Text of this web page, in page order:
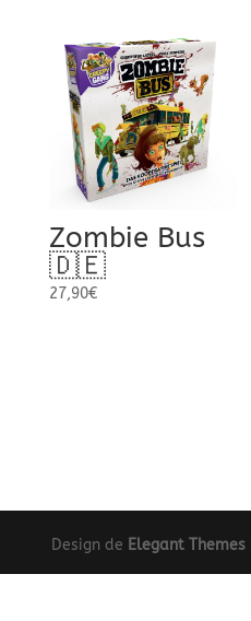
était :
27,90€.
est :
19,90€.
Zombie Bus
🇩🇪
27,90€
Design de Elegant Themes